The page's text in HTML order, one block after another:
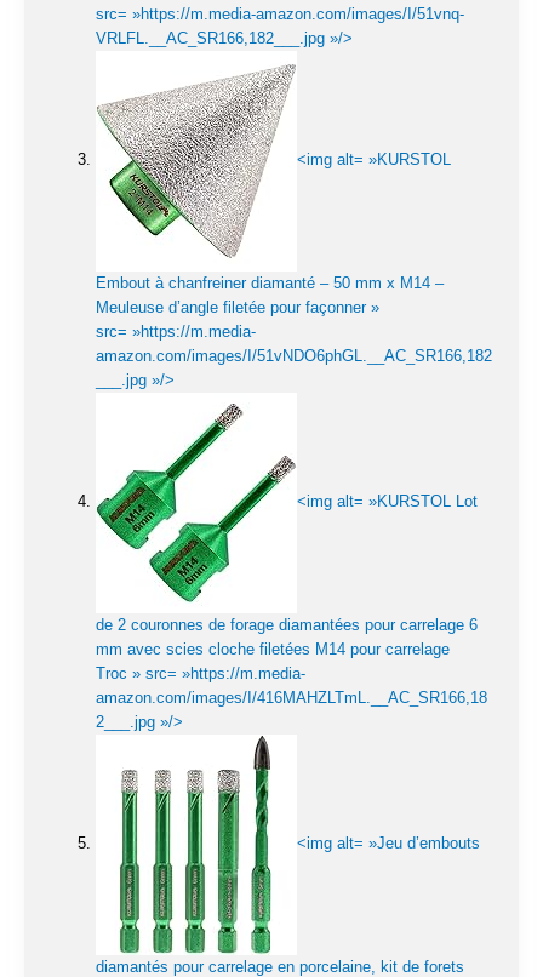
src= »https://m.media-amazon.com/images/I/51vnq-
VRLFL.__AC_SR166,182___.jpg »/>
<img alt= »KURSTOL
Embout à chanfreiner diamanté – 50 mm x M14 –
Meuleuse d’angle filetée pour façonner »
src= »https://m.media-
amazon.com/images/I/51vNDO6phGL.__AC_SR166,182
___.jpg »/>
<img alt= »KURSTOL Lot
de 2 couronnes de forage diamantées pour carrelage 6
mm avec scies cloche filetées M14 pour carrelage
Troc » src= »https://m.media-
amazon.com/images/I/416MAHZLTmL.__AC_SR166,18
2___.jpg »/>
<img alt= »Jeu d’embouts
diamantés pour carrelage en porcelaine, kit de forets